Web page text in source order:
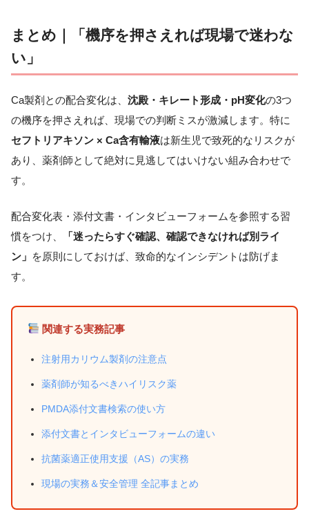
まとめ｜「機序を押さえれば現場で迷わな
い」
Ca製剤との配合変化は、 沈殿・キレート形成・pH変化の3つ
の機序を押さえれば、現場での判断ミスが激減します。特に
セフトリアキソン × Ca含有輸液は新生児で致死的なリスクが
あり、薬剤師として絶対に見逃してはいけない組み合わせで
す。
配合変化表・添付文書・インタビューフォームを参照する習
慣をつけ、
「迷ったらすぐ確認、確認できなければ別ライ
ン」 を原則にしておけば、致命的なインシデントは防げま
す。
関連する実務記事
注射用カリウム製剤の注意点
薬剤師が知るべきハイリスク薬
PMDA添付文書検索の使い方
添付文書とインタビューフォームの違い
抗菌薬適正使用支援（AS）の実務
現場の実務＆安全管理 全記事まとめ